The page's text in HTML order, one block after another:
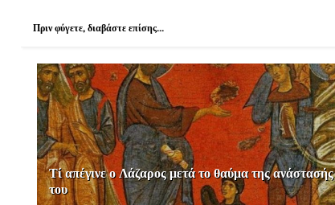
Πριν φύγετε, διαβάστε επίσης...
Τί απέγινε ο Λάζαρος μετά το θαύμα της ανάστασής
του